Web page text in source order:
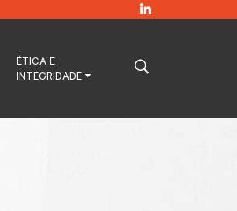
ÉTICA E
INTEGRIDADE